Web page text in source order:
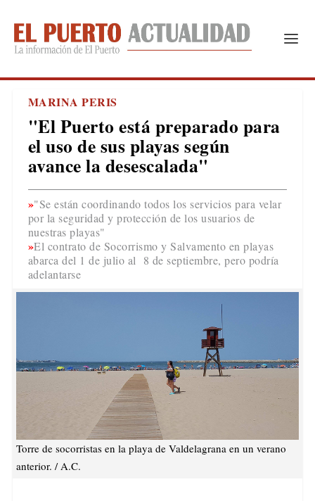
MARINA PERIS
"El Puerto está preparado para
el uso de sus playas según
avance la desescalada"
"Se están coordinando todos los servicios para velar
por la seguridad y protección de los usuarios de
nuestras playas"
El contrato de Socorrismo y Salvamento en playas
abarca del 1 de julio al 8 de septiembre, pero podría
adelantarse
Torre de socorristas en la playa de Valdelagrana en un verano
anterior. / A.C.